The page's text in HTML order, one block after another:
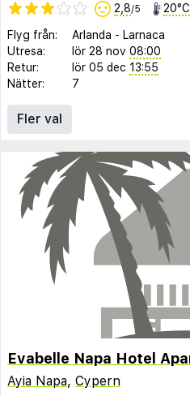
2,8/5 20°C
Flyg från: Arlanda - Larnaca
Utresa:
lör 28 nov 08:00
Retur:
lör 05 dec 13:55
Nätter:
7
Fler val
Evabelle Napa Hotel
Ayia Napa, Cypern